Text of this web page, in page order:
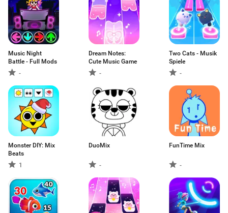
Music Night
Battle - Full Mods
-
Dream Notes:
Cute Music Game
-
Two Cats - Musik
Spiele
-
Monster DIY: Mix
Beats
1
DuoMix
-
FunTime Mix
-